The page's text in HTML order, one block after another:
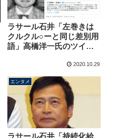
ラサール石井「左巻きは
クルクル○ーと同じ差別用
語」高橋洋一氏のツイッ
上念司、有本香氏らに
「頭が悪い」と投稿する
ダブスタ
2020.10.29
エンタメ
ラサール石井「持続化給